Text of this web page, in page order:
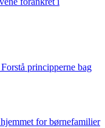
principperne bag
for børnefamilier